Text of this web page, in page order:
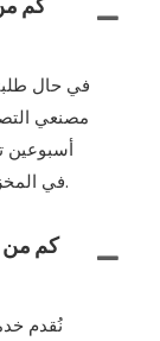
في حال
مصنعي
أسبوعين
في المخزون، فسيتم شحن طلبكم خلال 24 ساعة.
كم
نُقدم